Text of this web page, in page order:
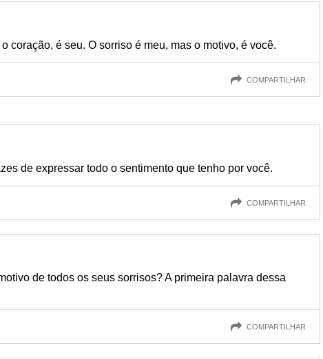
coração, é seu. O sorriso é meu, mas o motivo, é você.
COMPARTILHAR
de expressar todo o sentimento que tenho por você.
COMPARTILHAR
de todos os seus sorrisos? A primeira palavra dessa
COMPARTILHAR